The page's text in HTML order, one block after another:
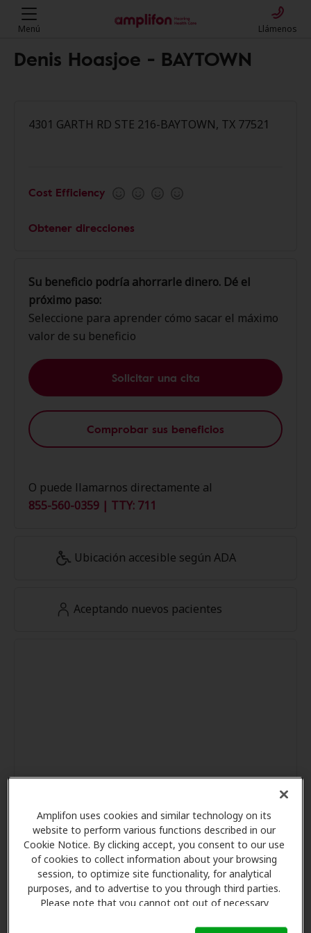
Amplifon uses cookies and similar technology on its
website to perform various functions described in our
Cookie Notice. By clicking accept, you consent to our use
of cookies to collect information about your browsing
session, to optimize site functionality, for analytical
purposes, and to advertise to you through third parties.
Please note that you cannot opt out of necessary
Menú Llámenos
Denis Hoasjoe - BAYTOWN
4301 GARTH RD STE 216-BAYTOWN, TX 77521
Cost Efficiency
Obtener direcciones
Su beneficio podría ahorrarle dinero. Dé el
próximo paso:
Seleccione para aprender cómo sacar el máximo
valor de su beneficio
Solicitar una cita
Comprobar sus beneficios
O puede llamarnos directamente al
855-560-0359 | TTY: 711
Ubicación accesible según ADA
Aceptando nuevos pacientes